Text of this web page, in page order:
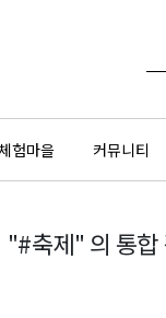
험마을 커뮤니티
"#축제" 의 통합